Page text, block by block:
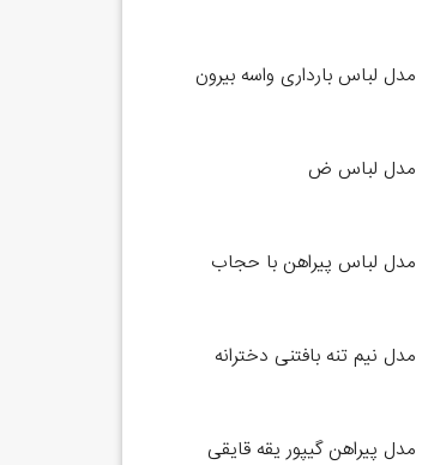
مدل لباس بارداری واسه بیرون
مدل لباس ض
مدل لباس پیراهن با حجاب
مدل نیم تنه بافتنی دخترانه
مدل پیراهن گیپور یقه قایقی